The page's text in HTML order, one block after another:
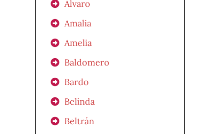
Álvaro
Amalia
Amelia
Baldomero
Bardo
Belinda
Beltrán